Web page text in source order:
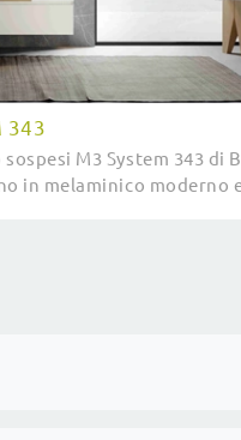
343
M3 System 343 di
in melaminico moderno